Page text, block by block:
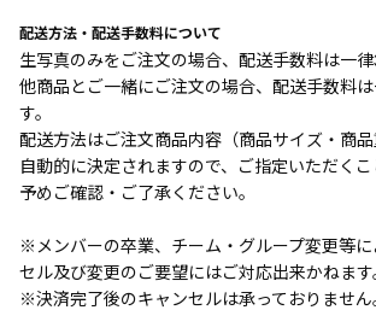
配送方法・配送手数料について
生写真のみをご注文の場合、配送手数料は一律
他商品とご一緒にご注文の場合、配送手数料
す。
配送方法はご注文商品内容（商品サイズ・商
自動的に決定されますので、ご指定いただくこ
予めご確認・ご了承ください。
※メンバーの卒業、チーム・グループ変更等
セル及び変更のご要望にはご対応出来かねます
※決済完了後のキャンセルは承っておりません